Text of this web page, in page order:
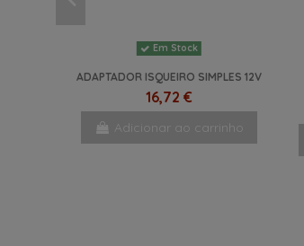
Em Stock
ADAPTADOR ISQUEIRO SIMPLES 12V
16,72 €
Adicionar ao carrinho